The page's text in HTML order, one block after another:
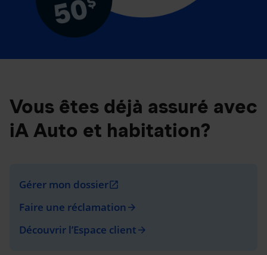
Vous êtes déjà assuré avec
iA Auto et habitation?
Gérer mon dossieropen_in_new
Faire une réclamation arrow_forward
Découvrir l’Espace client arrow_forward